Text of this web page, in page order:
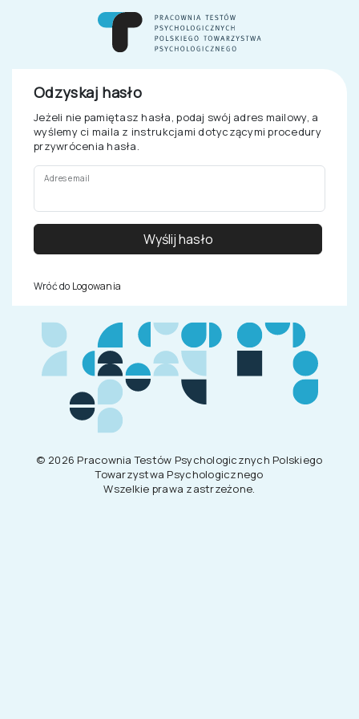
Odzyskaj hasło
Jeżeli nie pamiętasz hasła, podaj swój adres mailowy, a
wyślemy ci maila z instrukcjami dotyczącymi procedury
przywrócenia hasła.
Adres email
Wyślij hasło
Wróć do Logowania
© 2026 Pracownia Testów Psychologicznych Polskiego
Towarzystwa Psychologicznego
Wszelkie prawa zastrzeżone.